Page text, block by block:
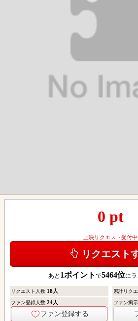
0 pt
上映リクエスト受付中
リクエスト
あと 1ポイント で5464位にラ
リクエスト人数 18人 累計リク
ファン登録人数 24人
ファン登録する
ファン掲